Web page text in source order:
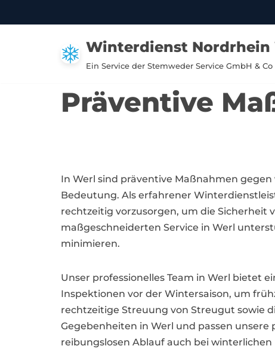
Winterdienst Nordrhein
Ein Service der Stemweder Service GmbH & Co
Präventive
In Werl sind präventive Maßnahmen
Bedeutung. Als erfahrener
rechtzeitig vorzusorgen, um die Sicherheit
maßgeschneiderten Service in Werl
minimieren.
Unser professionelles Team in Werl bietet
Inspektionen vor der Wintersaison, um
rechtzeitige Streuung von Streugut sowie
Gegebenheiten in Werl und passen
reibungslosen Ablauf auch bei